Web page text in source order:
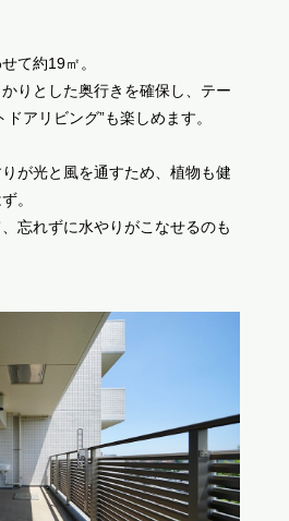
て約19㎡。
りとした奥行きを確保し、テー
アリビング”も楽しめます。
が光と風を通すため、植物も健
。
忘れずに水やりがこなせるのも